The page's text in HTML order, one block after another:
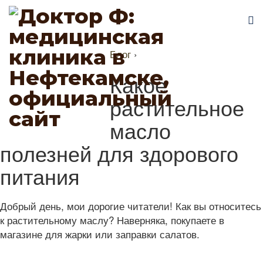
Блог ›
Какое
растительное
масло
полезней для здорового
питания
Добрый день, мои дорогие читатели! Как вы относитесь
к растительному маслу? Наверняка, покупаете в
магазине для жарки или заправки салатов.